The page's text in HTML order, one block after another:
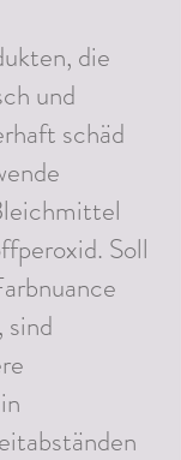
die
und
schäd
Soll